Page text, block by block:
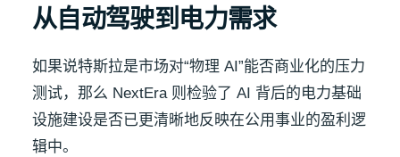
从自动驾驶到电力需求
如果说特斯拉是市场对“物理 AI”能否商业化的压力
测试，那么 NextEra 则检验了 AI 背后的电力基础
设施建设是否已更清晰地反映在公用事业的盈利逻
辑中。